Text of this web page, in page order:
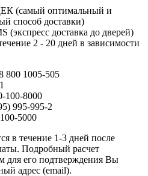
(самый оптимальный и
способ доставки)
(экспресс доставка до дверей)
2 - 20 дней в зависимости
800 1005-505
100-8000
995-995-2
5000
в течение 1-3 дней после
Подробный расчет
для его подтверждения Вы
адрес (email).